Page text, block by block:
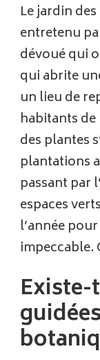
Le jardin
entretenu
dévoué qui
qui abrite
un lieu de
habitants
des plantes
plantations
passant par
espaces
l’année
impeccable.